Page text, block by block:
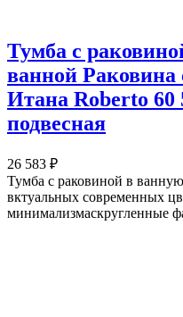
Тумба с
ванной Раковина
Итана Roberto 60
подвесная
26 583 ₽
Тумба с раковиной в
вктуальных современных
минимализмаскругленные